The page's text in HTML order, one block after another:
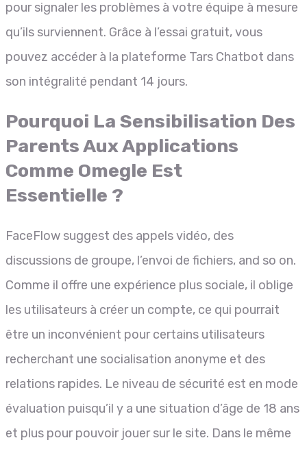
pour signaler les problèmes à votre équipe à mesure
qu’ils surviennent. Grâce à l’essai gratuit, vous
pouvez accéder à la plateforme Tars Chatbot dans
son intégralité pendant 14 jours.
Pourquoi La Sensibilisation Des
Parents Aux Applications
Comme Omegle Est
Essentielle ?
FaceFlow suggest des appels vidéo, des
discussions de groupe, l’envoi de fichiers, and so on.
Comme il offre une expérience plus sociale, il oblige
les utilisateurs à créer un compte, ce qui pourrait
être un inconvénient pour certains utilisateurs
recherchant une socialisation anonyme et des
relations rapides. Le niveau de sécurité est en mode
évaluation puisqu’il y a une situation d’âge de 18 ans
et plus pour pouvoir jouer sur le site. Dans le même